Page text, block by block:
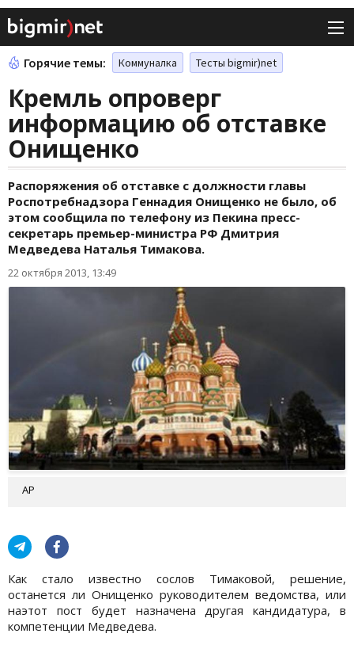
Горячие темы: Коммуналка Тесты bigmir)net
Кремль опроверг
информацию об отставке
Онищенко
Распоряжения об отставке с должности главы
Роспотребнадзора Геннадия Онищенко не было, об
этом сообщила по телефону из Пекина пресс-
секретарь премьер-министра РФ Дмитрия
Медведева Наталья Тимакова.
22 октября 2013, 13:49
AP
Как стало известно сослов Тимаковой, решение,
останется ли Онищенко руководителем ведомства, или
наэтот пост будет назначена другая кандидатура, в
компетенции Медведева.